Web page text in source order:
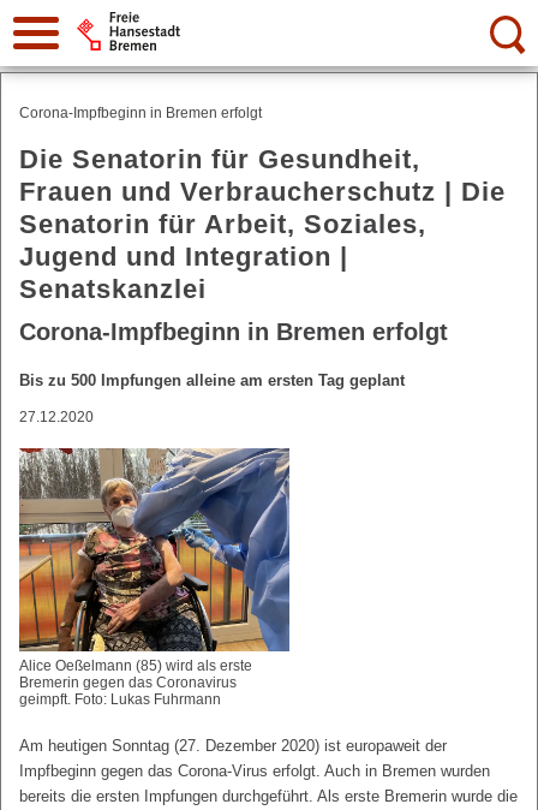
Suche:
Corona-Impfbeginn in Bremen erfolgt
Die Senatorin für Gesundheit,
Frauen und Verbraucherschutz | Die
Senatorin für Arbeit, Soziales,
Jugend und Integration |
Senatskanzlei
Corona-Impfbeginn in Bremen erfolgt
Bis zu 500 Impfungen alleine am ersten Tag geplant
27.12.2020
Alice Oeßelmann (85) wird als erste
Bremerin gegen das Coronavirus
geimpft. Foto: Lukas Fuhrmann
Am heutigen Sonntag (27. Dezember 2020) ist europaweit der
Impfbeginn gegen das Corona-Virus erfolgt. Auch in Bremen wurden
bereits die ersten Impfungen durchgeführt. Als erste Bremerin wurde die